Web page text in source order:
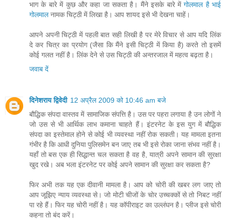
भाग के बारे में कुछ और कहा जा सकता है। मैंने इसके बारे मेंगोलमाल है भाई
गोलमालनामक चिट्ठी में लिखा है। आप शायद इसे भी देखना चाहें।
आपने अपनी चिट्ठी में पहली बात सही लिखी है पर मेरे विचार से आप यदि लिंक
दे कर चित्र का प्रयोग (जैसा कि मैंने इसी चिट्ठी में किया है) करते तो इसमें
कोई गलत नहीं है। लिंक देने से उस चिट्ठी की अन्तरजाल में महत्व बढ़ता है।
जवाब दें
दिनेशराय द्विवेदी 12 अप्रैल 2009 को 10:46 am बजे
बौद्धिक संपदा वास्तव में सामाजिक संपत्ति है। उस पर पहरा लगाया है उन लोगों ने
जो उस से भी आर्थिक लाभ कमाना चाहते हैं। इंटरनेट के इस युग में बौद्धिक
संपदा का इस्तेमाल होने से कोई भी व्यवस्था नहीं रोक सकती। यह मामला इतना
गंभीर है कि आधी दुनिया पुलिसमेन बन जाए तब भी इसे रोका जाना संभव नहीं है।
यहाँ तो बस एक ही सिद्धान्त चल सकता है वह है, यात्री अपने सामान की सुरक्षा
खुद रखे। अब भला इंटरनेट पर कोई अपने सामान की सुरक्षा कर सकता है?
फिर अभी तक यह एक दीवानी मामला है। आप को चोरी की खबर लग जाए तो
आप जूझिए न्याय व्यवस्था से। जो मोटी चीजों के चोर उच्चक्कों से तो निबट नहीं
पा रहे हैं। फिर यह चोरी नहीं है। यह कॉपीराइट का उल्लंघन है। प्लीज इसे चोरी
कहना तो बंद करें।